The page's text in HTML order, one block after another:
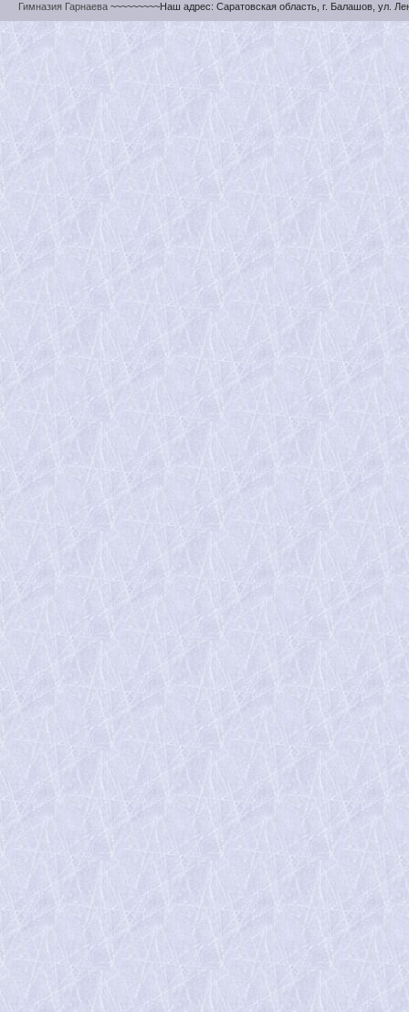
Гимназия Гарнаева ~~~~~~~~~Наш адрес: Саратовская область, г. Балашов, ул.